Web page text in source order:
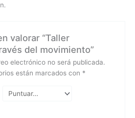
valorar “Taller
del movimiento”
electrónico no será publicada.
están marcados con *